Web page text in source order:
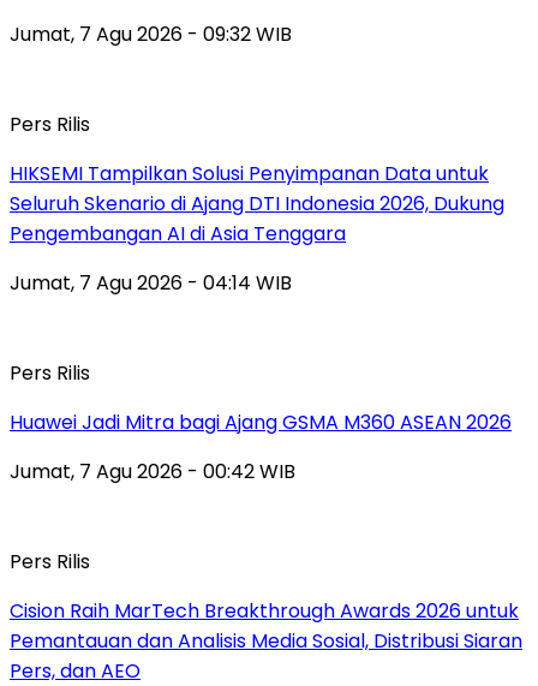
Jumat, 7 Agu 2026 - 09:32 WIB
Pers Rilis
HIKSEMI Tampilkan Solusi Penyimpanan Data untuk
Seluruh Skenario di Ajang DTI Indonesia 2026, Dukung
Pengembangan AI di Asia Tenggara
Jumat, 7 Agu 2026 - 04:14 WIB
Pers Rilis
Huawei Jadi Mitra bagi Ajang GSMA M360 ASEAN 2026
Jumat, 7 Agu 2026 - 00:42 WIB
Pers Rilis
Cision Raih MarTech Breakthrough Awards 2026 untuk
Pemantauan dan Analisis Media Sosial, Distribusi Siaran
Pers, dan AEO